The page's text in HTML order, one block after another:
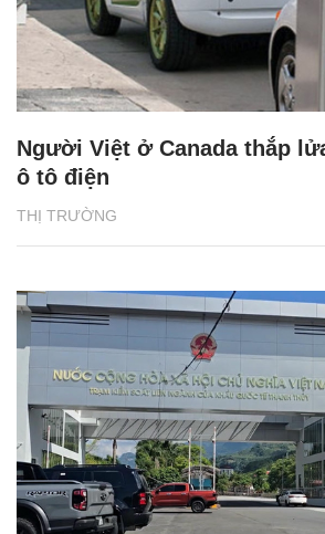
THỊ TRƯỜNG
Người Việt ở Canada thắp
ô tô điện